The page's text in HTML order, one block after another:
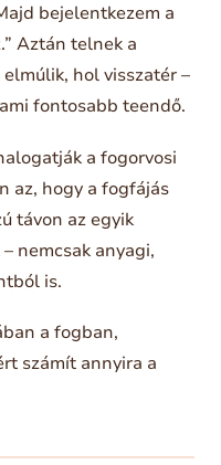
bejelentkezem a
Aztán telnek a
hol visszatér –
fontosabb teendő.
a fogorvosi
az, hogy a fogfájás
távon az egyik
nemcsak anyagi,
is.
a fogban,
számít annyira a